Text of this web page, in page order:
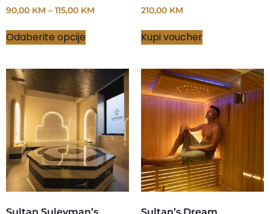
90,00 KM – 115,00 KM
Odaberite opcije
210,00 KM
Kupi voucher